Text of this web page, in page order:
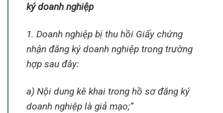
ký doanh nghiệp
1. Doanh nghiệp bị thu hồi Giấy chứng
nhận đăng ký doanh nghiệp trong trường
hợp sau đây:
a) Nội dung kê khai trong hồ sơ đăng ký
doanh nghiệp là giả mạo;”